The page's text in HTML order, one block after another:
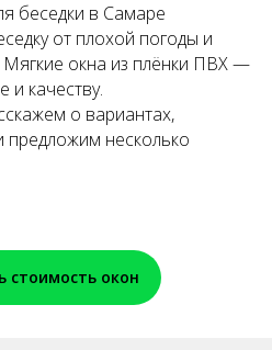
беседки в Самаре
от плохой погоды и
Мягкие окна из плёнки ПВХ —
качеству.
о вариантах,
предложим несколько
стоимость окон